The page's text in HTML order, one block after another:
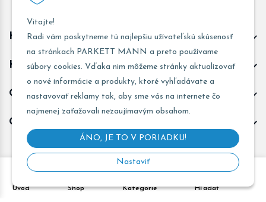
Vitajte!
Radi vám poskytneme tú najlepšiu užívateľskú skúsenosť
na stránkach PARKETT MANN a preto používame
súbory cookies. Vďaka nim môžeme stránky aktualizovať
o nové informácie a produkty, ktoré vyhľadávate a
nastavovať reklamy tak, aby sme vás na internete čo
najmenej zaťažovali nezaujímavým obsahom.
ÁNO, JE TO V PORIADKU!
Nastaviť
Úvod Shop Kategórie Hľadať
Kontakt predajňa Trnava
Kontakt predajňa Žarnovica
Obchodné informácie
Odoberať novinky
e-shop Pohoda connector